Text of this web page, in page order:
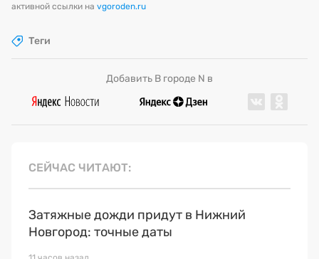
активной ссылки на vgoroden.ru
Теги
Добавить В городе N в
СЕЙЧАС ЧИТАЮТ
Затяжные дожди придут в Нижний
Новгород: точные даты